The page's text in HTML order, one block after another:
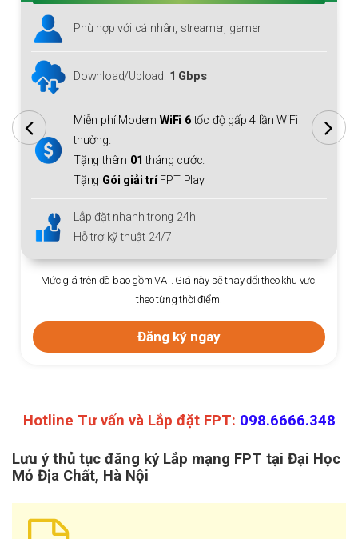
Phù hợp với cá nhân, hộ gia đình lớn
Download lên tới
1 Gbps
Miễn phí Modem WiFi 6+ 01 thiết bị mở rộng
sóngMesh WiFi 6
Tặng thêm 01 tháng cước.
Tặng Gói giải trí FPT Play
Lắp đặt nhanh trong 24h
Hỗ trợ kỹ thuật 24/7
Mức giá trên đã bao gồm VAT. Giá này sẽ thay đổi theo khu vực,
theo từng thời điểm.
Đăng ký ngay
Hotline Tư vấn và Lắp đặt FPT: 098.6666.348
Lưu ý thủ tục đăng ký Lắp mạng FPT tại Đại Học
Mỏ Địa Chất, Hà Nội